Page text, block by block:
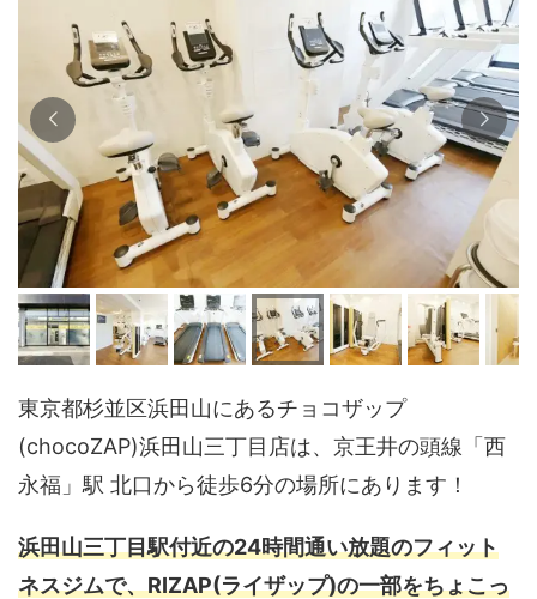
東京都杉並区浜田山にあるチョコザップ
(chocoZAP)浜田山三丁目店は、京王井の頭線「西
永福」駅 北口から徒歩6分の場所にあります！
浜田山三丁目駅付近の24時間通い放題のフィット
ネスジムで、RIZAP(ライザップ)の一部をちょこっ